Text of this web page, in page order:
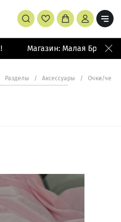
Магазин: Малая Бронная
Разделы / Аксессуары / Очки/